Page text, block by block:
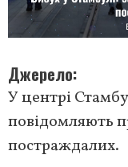
Джерело
У центрі
повідомляють
постраждалих.